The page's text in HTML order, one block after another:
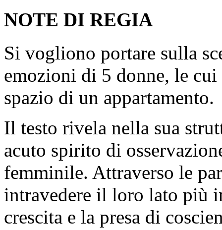
NOTE DI REGIA
Si vogliono portare sulla
emozioni di 5 donne, le
spazio di un appartamento.
Il testo rivela nella sua
acuto spirito di
femminile. Attraverso le
intravedere il loro lato più
crescita e la presa di